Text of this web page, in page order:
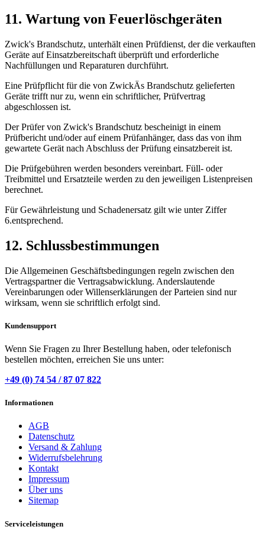
11. Wartung von Feuerlöschgeräten
Zwick's Brandschutz, unterhält einen Prüfdienst, der die verkauften
Geräte auf Einsatzbereitschaft überprüft und erforderliche
Nachfüllungen und Reparaturen durchführt.
Eine Prüfpflicht für die von ZwickÄs Brandschutz gelieferten
Geräte trifft nur zu, wenn ein schriftlicher, Prüfvertrag
abgeschlossen ist.
Der Prüfer von Zwick's Brandschutz bescheinigt in einem
Prüfbericht und/oder auf einem Prüfanhänger, dass das von ihm
gewartete Gerät nach Abschluss der Prüfung einsatzbereit ist.
Die Prüfgebühren werden besonders vereinbart. Füll- oder
Treibmittel und Ersatzteile werden zu den jeweiligen Listenpreisen
berechnet.
Für Gewährleistung und Schadenersatz gilt wie unter Ziffer
6.entsprechend.
12. Schlussbestimmungen
Die Allgemeinen Geschäftsbedingungen regeln zwischen den
Vertragspartner die Vertragsabwicklung. Anderslautende
Vereinbarungen oder Willenserklärungen der Parteien sind nur
wirksam, wenn sie schriftlich erfolgt sind.
Kundensupport
Wenn Sie Fragen zu Ihrer Bestellung haben, oder telefonisch
bestellen möchten, erreichen Sie uns unter:
+49 (0) 74 54 / 87 07 822
Informationen
AGB
Datenschutz
Versand & Zahlung
Widerrufsbelehrung
Kontakt
Impressum
Über uns
Sitemap
Serviceleistungen